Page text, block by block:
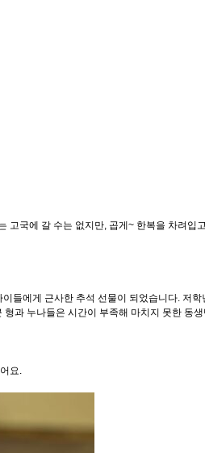
국에 갈 수는 없지만, 곱게~ 한복을 차려
에게 근사한 추석 선물이 되었습니다. 저
과 누나들은 시간이 부족해 마치지 못한 동
요.